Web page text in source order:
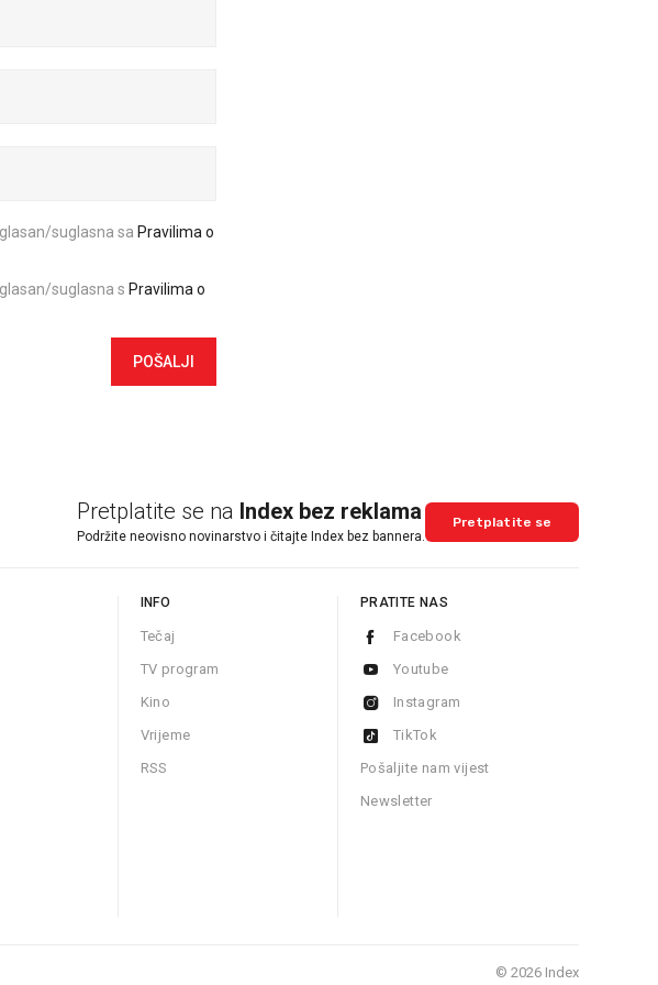
suglasna sa Pravilima o
suglasna s Pravilima o
POŠALJI
Pretplatite se na Index bez reklama
Podržite neovisno novinarstvo i čitajte Index bez bannera.
Pretplatite se
INFO
Tečaj
TV program
Kino
Vrijeme
RSS
PRATITE NAS
Facebook
Youtube
Instagram
TikTok
Pošaljite nam vijest
Newsletter
© 2026 Index